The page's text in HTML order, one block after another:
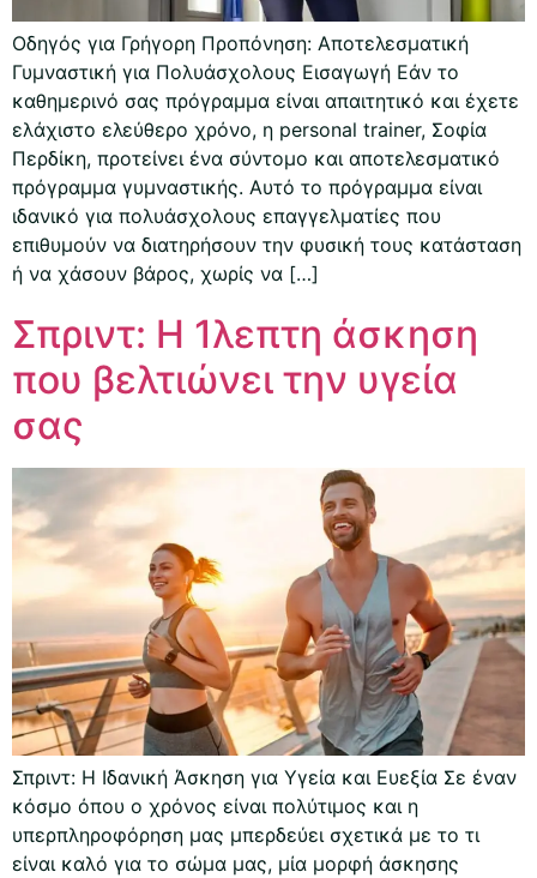
Οδηγός για Γρήγορη Προπόνηση: Αποτελεσματική
Γυμναστική για Πολυάσχολους Εισαγωγή Εάν το
καθημερινό σας πρόγραμμα είναι απαιτητικό και έχετε
ελάχιστο ελεύθερο χρόνο, η personal trainer, Σοφία
Περδίκη, προτείνει ένα σύντομο και αποτελεσματικό
πρόγραμμα γυμναστικής. Αυτό το πρόγραμμα είναι
ιδανικό για πολυάσχολους επαγγελματίες που
επιθυμούν να διατηρήσουν την φυσική τους κατάσταση
ή να χάσουν βάρος, χωρίς να […]
Σπριντ: Η 1λεπτη άσκηση
που βελτιώνει την υγεία
σας
Σπριντ: Η Ιδανική Άσκηση για Υγεία και Ευεξία Σε έναν
κόσμο όπου ο χρόνος είναι πολύτιμος και η
υπερπληροφόρηση μας μπερδεύει σχετικά με το τι
είναι καλό για το σώμα μας, μία μορφή άσκησης